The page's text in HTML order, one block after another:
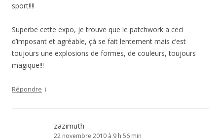
sport!!!!
Superbe cette expo, je trouve que le patchwork a ceci
d’imposant et agréable, çà se fait lentement mais c’est
toujours une explosions de formes, de couleurs, toujours
magique!!!
Répondre ↓
zazimuth
22 novembre 2010 à 9 h 56 min